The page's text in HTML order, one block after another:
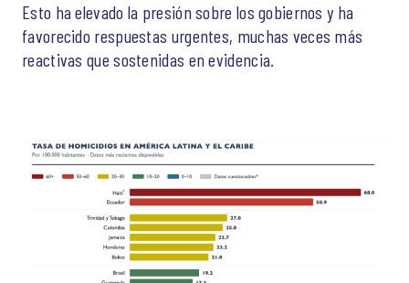
Esto ha elevado la presión sobre los gobiernos y ha
favorecido respuestas urgentes, muchas veces más
reactivas que sostenidas en evidencia.